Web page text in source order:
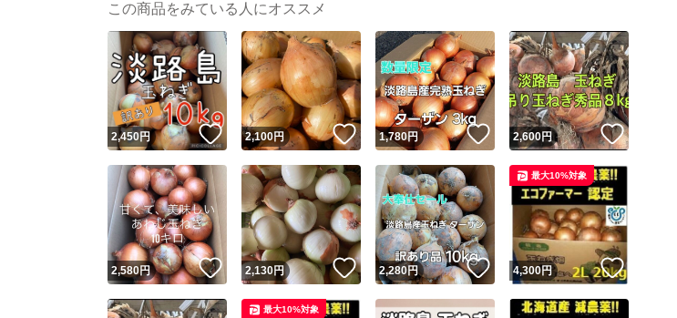
この商品をみている人にオススメ
2,450円 いいね！
2,100円 いいね！
1,780円 いいね！
2,600円 いいね！
2,580円 いいね！
2,130円 いいね！
2,280円 いいね！
4,300円 いいね！
最大10%対象
最大10%対象